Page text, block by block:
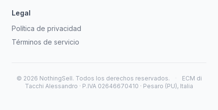
Legal
Política de privacidad
Términos de servicio
© 2026 NothingSell. Todos los derechos reservados. ·
ECM di
Tacchi Alessandro · P.IVA 02646670410 · Pesaro (PU), Italia